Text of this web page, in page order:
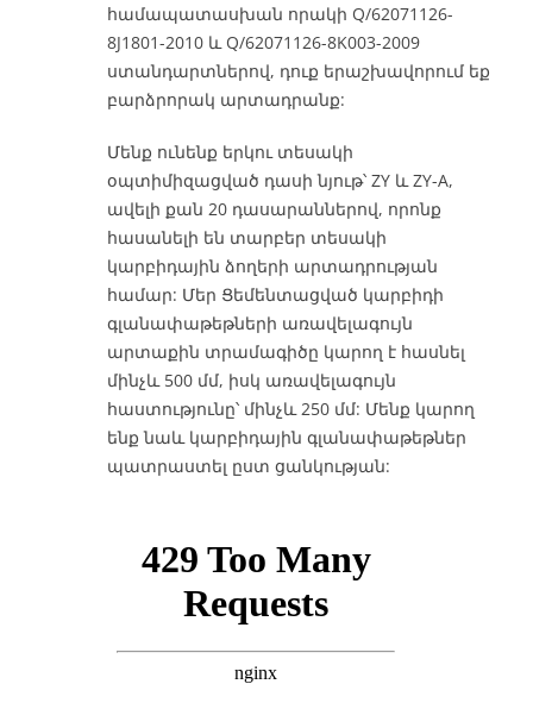
համապատասխան որակի Q/62071126-
8J1801-2010 և Q/62071126-8K003-2009
ստանդարտներով, դուք երաշխավորում եք
բարձրորակ արտադրանք:
Մենք ունենք երկու տեսակի
օպտիմիզացված դասի նյութ՝ ZY և ZY-A,
ավելի քան 20 դասարաններով, որոնք
հասանելի են տարբեր տեսակի
կարբիդային ձողերի արտադրության
համար: Մեր Ցեմենտացված կարբիդի
գլանափաթեթների առավելագույն
արտաքին տրամագիծը կարող է հասնել
մինչև 500 մմ, իսկ առավելագույն
հաստությունը՝ մինչև 250 մմ: Մենք կարող
ենք նաև կարբիդային գլանափաթեթներ
պատրաստել ըստ ցանկության: